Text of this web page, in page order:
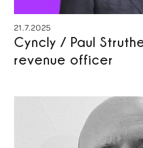
21.7.2025
Cyncly / Paul
revenue officer